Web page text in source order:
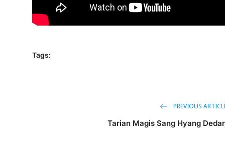
Tags:
PREVIOUS
Tarian Magis Sang Hyang